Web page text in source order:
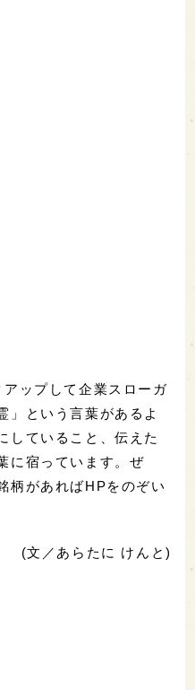
ップして企業スローガ
」という言葉があるよ
していること、伝えた
に宿っています。ぜ
柄があればHPをのぞい
(文／あらたに けんと)